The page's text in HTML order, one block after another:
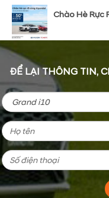
Chào Hè Rực
ĐỂ LẠI THÔNG TIN,